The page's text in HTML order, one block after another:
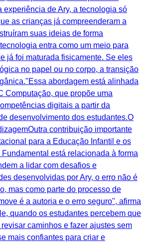
experiência de Ary, a tecnologia só
as crianças já compreenderam a
suas ideias de forma
entra como um meio para
já foi maturada fisicamente. Se eles
no papel ou no corpo, a transição
abordagem está alinhada
Computação, que propõe uma
digitais a partir da
desenvolvimento dos estudantes.O
contribuição importante
para a Educação Infantil e os
está relacionada à forma
a lidar com desafios e
desenvolvidas por Ary, o erro não é
mas como parte do processo de
é a autoria e o erro seguro", afirma
quando os estudantes percebem que
caminhos e fazer ajustes sem
mais confiantes para criar e